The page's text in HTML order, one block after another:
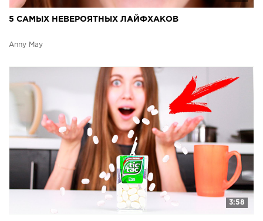
5 САМЫХ НЕВЕРОЯТНЫХ ЛАЙФХАКОВ
Anny May
3:58